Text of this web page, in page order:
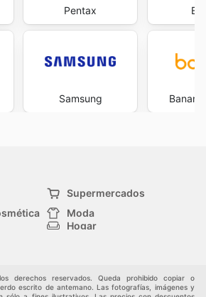
Pentax
Samsung
Supermercados
Moda
Hogar
derechos reservados. Queda prohibido copiar o
escrito de antemano. Las fotografías, imágenes y